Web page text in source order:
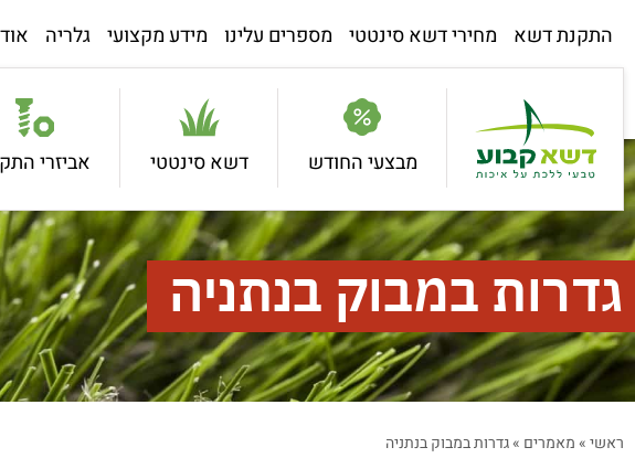
התקנת דשא מחירי דשא סינטטי מספרים עלינו מידע מקצועי גלריה
מבצעי החודש דשא סינטטי אביזרי
גדרות במבוק בנתניה
ראשי»מאמרים »גדרות במבוק בנתניה